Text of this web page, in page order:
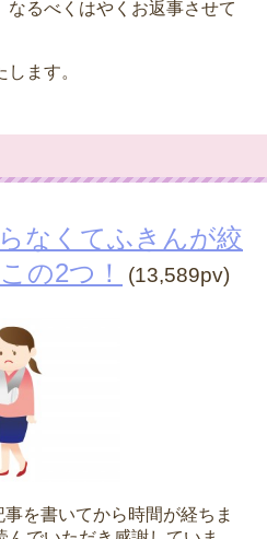
なるべくはやくお返事させて
ます。
なくてふきんが絞
の2つ！
(13,589pv)
事を書いてから時間が経ちま